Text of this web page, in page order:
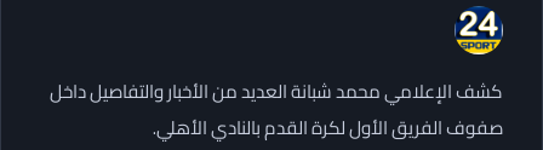
كشف الإعلامي محمد شبانة العديد من الأخبار والتفاصيل داخل
صفوف الفريق الأول لكرة القدم بالنادي الأهلي.